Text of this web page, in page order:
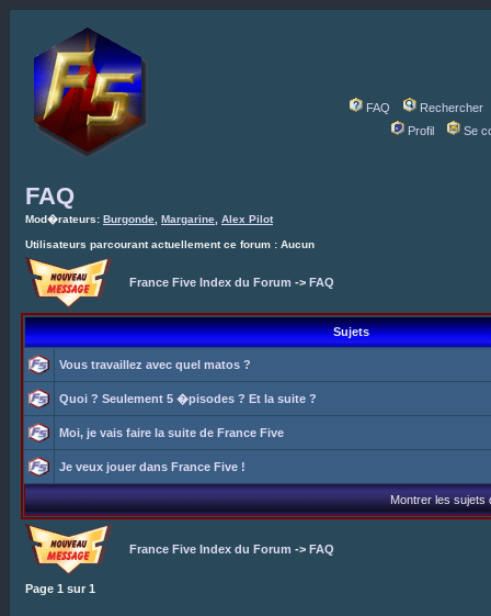
FAQ
Rechercher
Profil
Se
FAQ
Mod�rateurs: Burgonde Margarine Alex Pilot
Utilisateurs parcourant actuellement ce forum : Aucun
France Five Index du Forum -> FAQ
Sujets
Vous travaillez avec quel matos ?
Quoi ? Seulement 5 �pisodes ? Et la suite ?
Moi, je vais faire la suite de France Five
Je veux jouer dans France Five !
Montrer les sujets
France Five Index du Forum -> FAQ
Page 1 sur 1